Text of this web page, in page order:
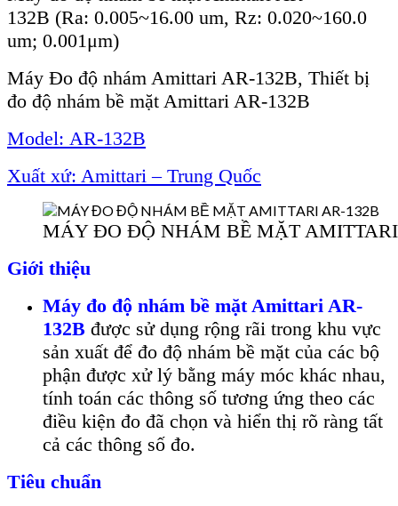
132B (Ra: 0.005~16.00 um, Rz: 0.020~160.0
um; 0.001μm)
Máy Đo độ nhám Amittari AR-132B, Thiết bị
đo độ nhám bề mặt Amittari AR-132B
Model: AR-132B
Xuất xứ: Amittari – Trung Quốc
MÁY ĐO ĐỘ NHÁM BỀ MẶT
Giới thiệu
Máy đo độ nhám bề mặt Amittari AR-
132B được sử dụng rộng rãi trong khu vực
sản xuất để đo độ nhám bề mặt của các bộ
phận được xử lý bằng máy móc khác nhau,
tính toán các thông số tương ứng theo các
điều kiện đo đã chọn và hiển thị rõ ràng tất
cả các thông số đo.
Tiêu chuẩn